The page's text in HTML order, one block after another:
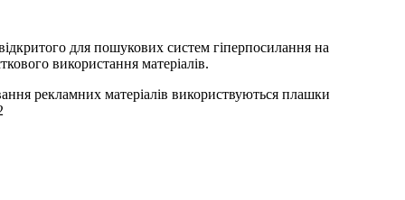
для пошукових систем гіперпосилання на
використання матеріалів.
рекламних матеріалів використвуються плашки